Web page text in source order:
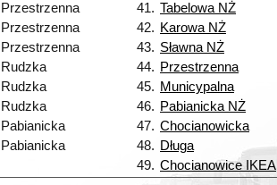
Przestrzenna
41. Tabelowa NŻ
Przestrzenna
42. Karowa NŻ
Przestrzenna
43. Sławna NŻ
Rudzka
44. Przestrzenna
Rudzka
45. Municypalna
Rudzka
46. Pabianicka NŻ
Pabianicka
47. Chocianowicka
Pabianicka
48. Długa
49. Chocianowice IKEA